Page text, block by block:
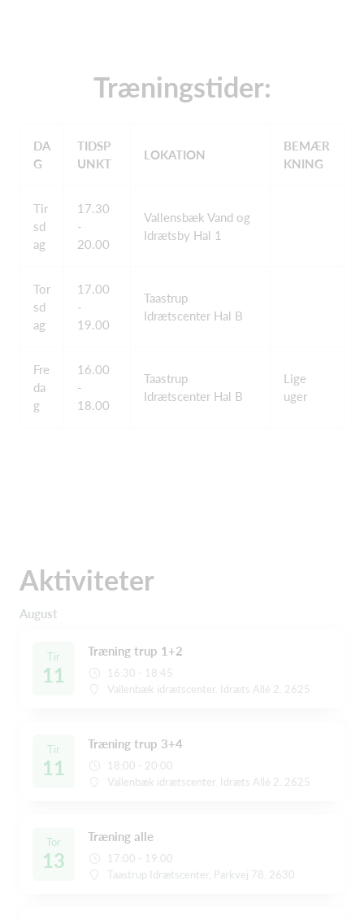
Træningstider:
DA
G
TIDSP
UNKT
LOKATION
BEMÆR
KNING
Tir
sd
ag
17.30
-
20.00
Vallensbæk Vand og
Idrætsby Hal 1
Tor
sd
ag
17.00
-
19.00
Taastrup
Idrætscenter Hal B
Fre
da
g
16.00
-
18.00
Taastrup
Idrætscenter Hal B
Lige
uger
Aktiviteter
August
Tir
11
Træning trup 1+2
16:30 - 18:45
Vallenbæk idrætscenter. Idræts Allé 2. 2625
Tir
11
Træning trup 3+4
18:00 - 20:00
Vallenbæk idrætscenter. Idræts Allé 2. 2625
Tor
13
Træning alle
17:00 - 19:00
Taastrup Idrætscenter, Parkvej 78, 2630